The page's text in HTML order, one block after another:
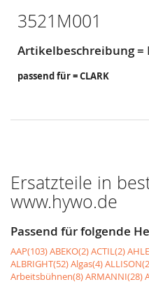
3521M001
Artikelbeschreibung =
passend für = CLARK
Ersatzteile in
www.hywo.de
Passend für folgende
AAP(103)ABEKO(2)ACTIL(2)
ALBRIGHT(52)Algas(4)
Arbeitsbühnen(8)ARMANNI(28)